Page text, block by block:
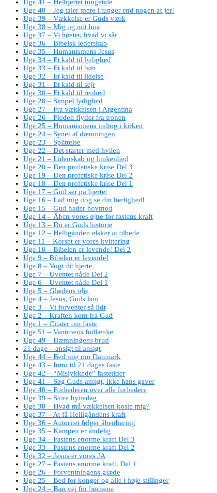
Uge 41 – Helhjertet tungetale
Uge 40 – Jeg taler mere i tunger end nogen af jer!
Uge 39 – Vækkelse er Guds værk
Uge 38 – Mig og mit hus
Uge 37 – Vi høster, hvad vi sår
Uge 36 – Bibelsk lederskab
Uge 35 – Humanismens Jesus
Uge 34 – Et kald til lydighed
Uge 33 – Et kald til bøn
Uge 32 – Et kald til lidelse
Uge 31 – Et kald til sejr
Uge 30 – Et kald til renhed
Uge 28 – Simpel lydighed
Uge 27 – Fra vækkelsen i Argentina
Uge 26 – Floden flyder fra tronen
Uge 25 – Humanismens indtog i kirken
Uge 24 – Synet af dæmningen
Uge 23 – Splittelse
Uge 22 – Det starter med hvilen
Uge 21 – Lidenskab og lunkenhed
Uge 20 – Den profetiske krise Del 3
Uge 19 – Den profetiske krise Del 2
Uge 18 – Den profetiske krise Del 1
Uge 17 – Gud ser på hjertet
Uge 16 – Lad mig dog se din herlighed!
Uge 15 – Gud hader hovmod
Uge 14 – Åben vores øjne for fastens kraft
Uge 13 – Du er Guds historie
Uge 12 – Helligånden elsker at tilbede
Uge 11 – Korset er vores kvittering
Uge 10 – Bibelen er levende! Del 2
Uge 9 – Bibelen er levende!
Uge 8 – Vogt dit hjerte
Uge 7 – Uventet nåde Del 2
Uge 6 – Uventet nåde Del 1
Uge 5 – Glædens olje
Uge 4 – Jesus, Guds lam
Uge 3 – Vi forventer så lidt
Uge 2 – Kraften kom fra Gud
Uge 1 – Citater om faste
Uge 51 – Vantroens fodlænke
Uge 49 – Dæmningens brud
21 dage – ansigt til ansigt
Uge 44 – Bed mig om Danmark
Uge 43 – Intro til 21 dages faste
Uge 42 – “Mislykkede” fastetider
Uge 41 – Søg Guds ansigt, ikke hans gaver
Uge 40 – Forbederen over alle forbedere
Uge 39 – Store byttedag
Uge 38 – Hvad må vækkelsen koste mig?
Uge 37 – At få Helligåndens kraft
Uge 36 – Autoritet følger åbenbaring
Uge 35 – Kampen er åndelig
Uge 34 – Fastens enorme kraft Del 3
Uge 33 – Fastens enorme kraft Del 2
Uge 32 – Jesus er vores JA
Uge 27 – Fastens enorme kraft. Del 1
Uge 26 – Forventningens glæde
Uge 25 – Bed for konger og alle i høje stillinger
Uge 24 – Ban vej for børnene